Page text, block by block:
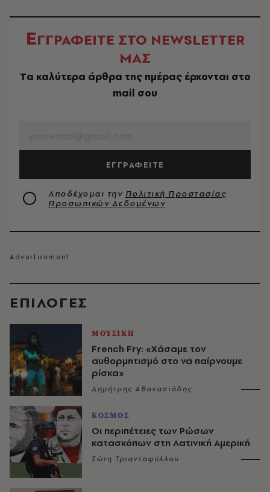
EΠΙΛΟΓΈΣ
ΜΟΥΣΙΚΗ
French Fry: «Χάσαμε τον
αυθορμητισμό στο να παίρνουμε
ρίσκα»
Δημήτρης Αθανασιάδης
ΚΟΣΜΟΣ
Οι περιπέτειες των Ρώσων
κατασκόπων στη Λατινική Αμερική
Σώτη Τριανταφύλλου
ΕΓΓΡΑΦΕΙΤΕ ΣΤΟ NEWSLETTER
ΜΑΣ
Tα καλύτερα άρθρα της ημέρας έρχονται στο
mail σου
ΕΓΓΡΑΦΕΙΤΕ
Αποδέχομαι την Πολιτική Προστασίας
Προσωπικών Δεδομένων